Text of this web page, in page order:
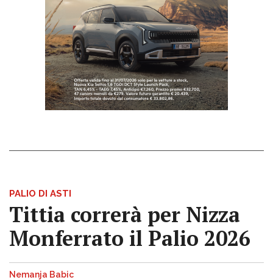
PALIO DI ASTI
Tittia correrà per Nizza
Monferrato il Palio 2026
Nemanja Babic